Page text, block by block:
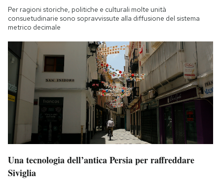
Per ragioni storiche, politiche e culturali molte unità
consuetudinarie sono sopravvissute alla diffusione del sistema
metrico decimale
Una tecnologia dell’antica Persia per raffreddare
Siviglia